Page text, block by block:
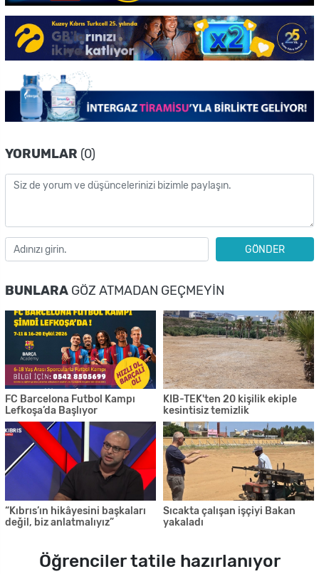
YORUMLAR (0)
GÖNDER
BUNLARA GÖZ ATMADAN GEÇMEYIN
FC Barcelona Futbol Kampı
Lefkoşa’da Başlıyor
KIB-TEK'ten 20 kişilik ekiple
kesintisiz temizlik
“Kıbrıs’ın hikâyesini başkaları
değil, biz anlatmalıyız”
Sıcakta çalışan işçiyi Bakan
yakaladı
Öğrenciler tatile hazırlanıyor